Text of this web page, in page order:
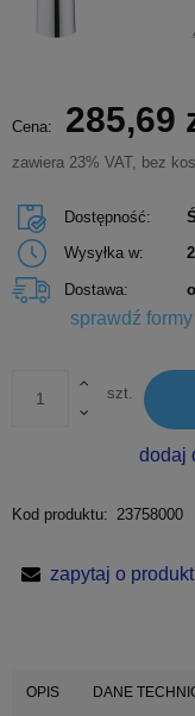
Cena: 285,69
zawiera 23% VAT, bez
Dostępność:
Wysyłka w:
Dostawa:
Cena nie zawiera
sprawdź
szt.
dodaj
Kod produktu: 23758000
zapytaj o produkt
OPIS DANE